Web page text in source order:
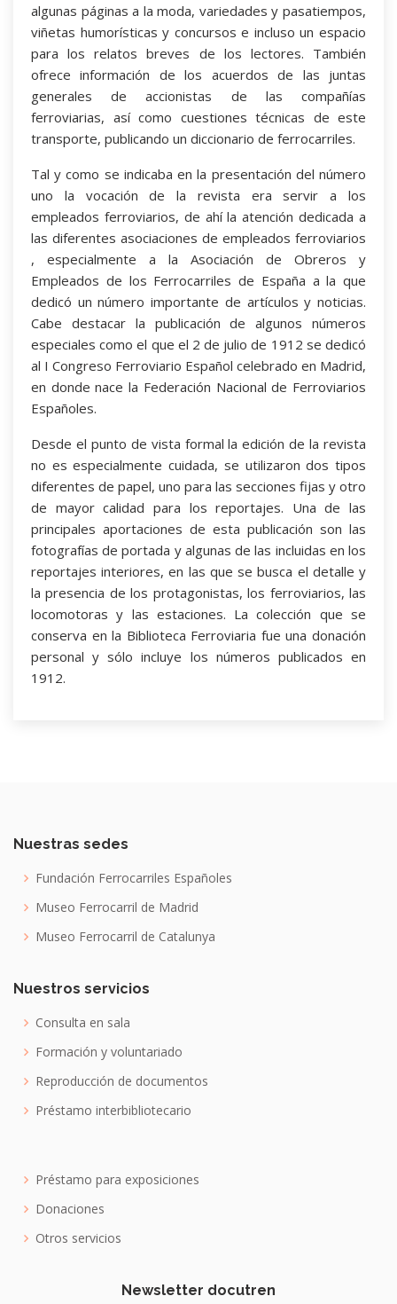
algunas páginas a la moda, variedades y pasatiempos,
viñetas humorísticas y concursos e incluso un espacio
para los relatos breves de los lectores. También
ofrece información de los acuerdos de las juntas
generales de accionistas de las compañías
ferroviarias, así como cuestiones técnicas de este
transporte, publicando un diccionario de ferrocarriles.
Tal y como se indicaba en la presentación del número
uno la vocación de la revista era servir a los
empleados ferroviarios, de ahí la atención dedicada a
las diferentes asociaciones de empleados ferroviarios
, especialmente a la Asociación de Obreros y
Empleados de los Ferrocarriles de España a la que
dedicó un número importante de artículos y noticias.
Cabe destacar la publicación de algunos números
especiales como el que el 2 de julio de 1912 se dedicó
al I Congreso Ferroviario Español celebrado en Madrid,
en donde nace la Federación Nacional de Ferroviarios
Españoles.
Desde el punto de vista formal la edición de la revista
no es especialmente cuidada, se utilizaron dos tipos
diferentes de papel, uno para las secciones fijas y otro
de mayor calidad para los reportajes. Una de las
principales aportaciones de esta publicación son las
fotografías de portada y algunas de las incluidas en los
reportajes interiores, en las que se busca el detalle y
la presencia de los protagonistas, los ferroviarios, las
locomotoras y las estaciones. La colección que se
conserva en la Biblioteca Ferroviaria fue una donación
personal y sólo incluye los números publicados en
1912.
Nuestras sedes
Fundación Ferrocarriles Españoles
Museo Ferrocarril de Madrid
Museo Ferrocarril de Catalunya
Nuestros servicios
Consulta en sala
Formación y voluntariado
Reproducción de documentos
Préstamo interbibliotecario
Préstamo para exposiciones
Donaciones
Otros servicios
Newsletter docutren